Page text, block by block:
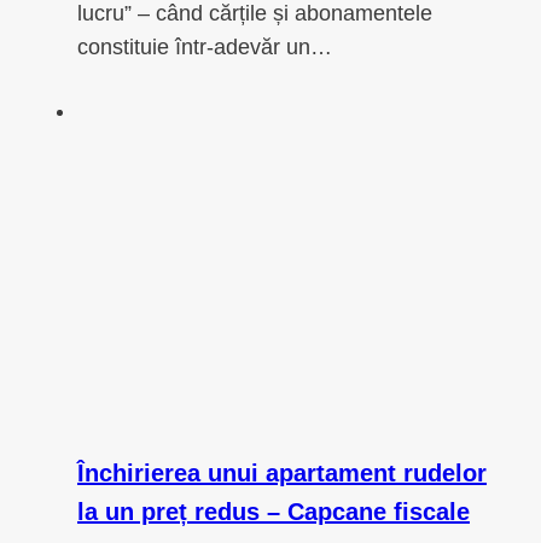
lucru” – când cărțile și abonamentele
constituie într-adevăr un…
Închirierea unui apartament rudelor
la un preț redus – Capcane fiscale